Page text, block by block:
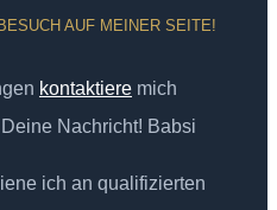
AUF MEINER SEITE!
kontaktiere mich
Nachricht! Babsi
ich an qualifizierten